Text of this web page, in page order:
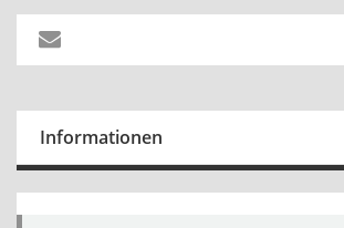
Informationen